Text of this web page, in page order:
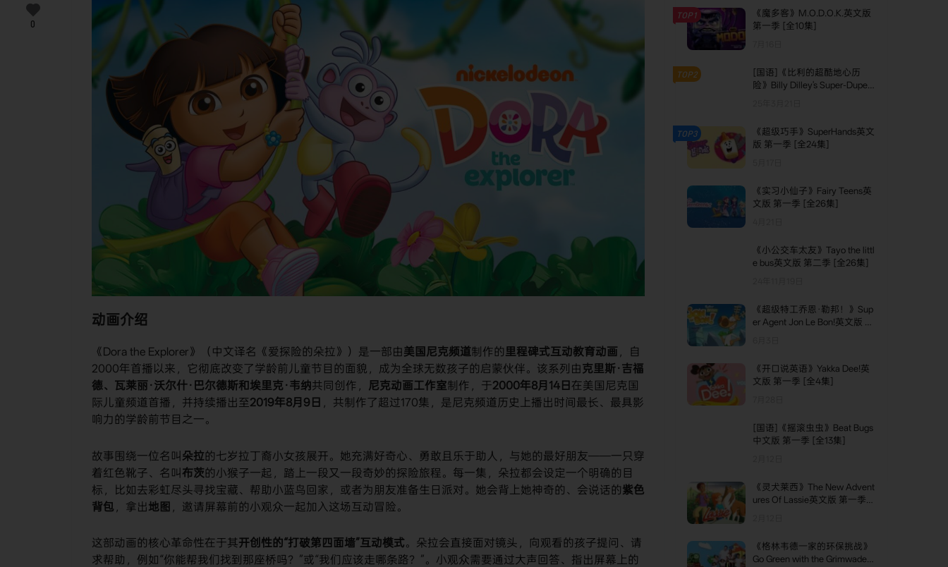
动画介绍
《Dora the Explorer》（中文译名《爱探险的朵拉》）是一部由美国尼克频道制作的里程碑式互动教育动画 ，自
2000年首播以来，它彻底改变了学龄前儿童节目的面貌，成为全球无数孩子的启蒙伙伴。该系列由克里斯·吉福
德、瓦莱丽·沃尔什·巴尔德斯和埃里克·韦纳共同创作， 尼克动画工作室制作，于2000年8月14日 在美国尼克国
际儿童频道首播，并持续播出至2019年8月9日 ，共制作了超过170集，是尼克频道历史上播出时间最长、最具影
响力的学龄前节目之一。
故事围绕一位名叫 朵拉的七岁拉丁裔小女孩展开。她充满好奇心、勇敢且乐于助人，与她的最好朋友——一只穿
着红色靴子、名叫 布茨的小猴子一起，踏上一段又一段奇妙的探险旅程。每一集，朵拉都会设定一个明确的目
标，比如去彩虹尽头寻找宝藏、帮助小蓝鸟回家，或者为朋友准备生日派对。她会背上她神奇的、会说话的紫色
背包 ，拿出地图 ，邀请屏幕前的小观众一起加入这场互动冒险。
这部动画的核心革命性在于其开创性的“打破第四面墙”互动模式。朵拉会直接面对镜头，向观看的孩子提问、请
求帮助，例如“你能帮我们找到那座桥吗？”或“我们应该走哪条路？”。小观众需要通过大声回答、指出屏幕上的
0
TOP1
《魔多客》M.O.D.O.K.英文版
第一季 [全10集]
TOP2
[国语]《比利的超酷地心历
险》Billy Dilley's Super-Duper
TOP3
《超级巧手》SuperHands英文
版 第一季 [全24集]
《实习小仙子》Fairy Teens英
文版 第一季 [全26集]
《小公交车太友》Tayo the littl
e bus英文版 第二季 [全26集]
《超级特工乔恩·勒邦！》Sup
er Agent Jon Le Bon!英文版 第
《开口说英语》Yakka Dee!英
文版 第一季 [全4集]
[国语]《摇滚虫虫》Beat Bugs
中文版 第一季 [全13集]
《灵犬莱西》The New Advent
ures Of Lassie英文版 第一季
《格林韦德一家的环保挑战》
Go Green with the Grimwades